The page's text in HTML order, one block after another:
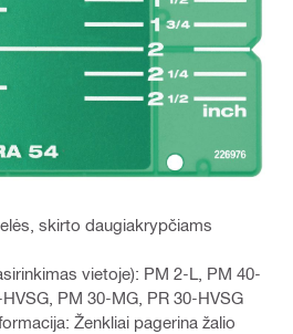
skirto daugiakrypčiams
vietoje): PM 2-L, PM 40-
PM 30-MG, PR 30-HVSG
Ženkliai pagerina žalio